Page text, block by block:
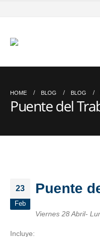
HOME BLOG BLOG
Puente del
23
Feb
Puente
Viernes 28 Abril-
Incluye: